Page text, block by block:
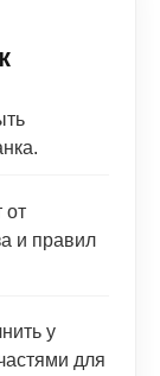
от
и правил
у
для